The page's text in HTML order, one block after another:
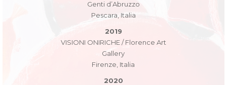
Genti d’Abruzzo
Pescara, Italia
2019
VISIONI ONIRICHE / Florence Art
Gallery
Firenze, Italia
2020